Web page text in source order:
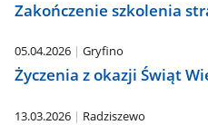
Zakończenie szkolenia
05.04.2026 Gryfino
Życzenia z okazji Świąt
13.03.2026 Radziszewo